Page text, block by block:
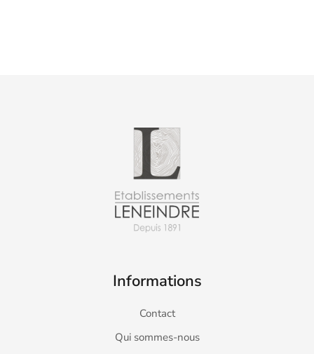
Informations
Contact
Qui sommes-nous